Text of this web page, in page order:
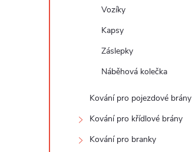
Vozíky
Kapsy
Záslepky
Náběhová kolečka
Kování pro pojezdové brány
Kování pro křídlové brány
Kování pro branky